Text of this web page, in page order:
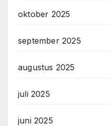
oktober 2025
september 2025
augustus 2025
juli 2025
juni 2025